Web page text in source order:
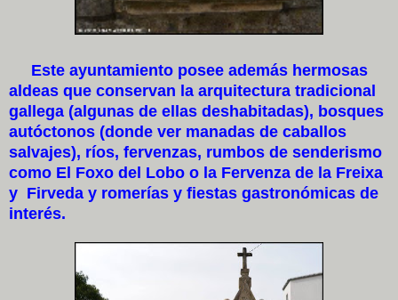
Este ayuntamiento posee además hermosas
aldeas que conservan la arquitectura tradicional
gallega (algunas de ellas deshabitadas), bosques
autóctonos (donde ver manadas de caballos
salvajes), ríos, fervenzas, rumbos de senderismo
como El Foxo del Lobo o la Fervenza de la Freixa
y Firveda y romerías y fiestas gastronómicas de
interés.